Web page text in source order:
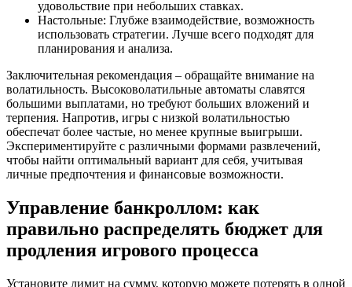
удовольствие при небольших ставках.
Настольные: Глубже взаимодействие, возможность
использовать стратегии. Лучше всего подходят для
планирования и анализа.
Заключительная рекомендация – обращайте внимание на
волатильность. Высоковолатильные автоматы славятся
большими выплатами, но требуют больших вложений и
терпения. Напротив, игры с низкой волатильностью
обеспечат более частые, но менее крупные выигрыши.
Экспериментируйте с различными формами развлечений,
чтобы найти оптимальный вариант для себя, учитывая
личные предпочтения и финансовые возможности.
Управление банкроллом: как
правильно распределять бюджет для
продления игрового процесса
Установите лимит на сумму, которую можете потерять в одной